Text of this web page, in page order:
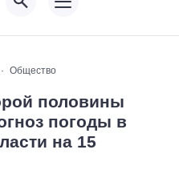
Общество
половины
погоды в
на 15